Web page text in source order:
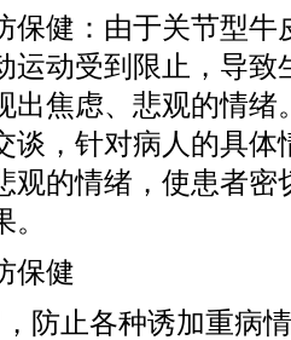
健：由于关节型牛
运动受到限止，导致
出焦虑、悲观的情绪
谈，针对病人的具体
观的情绪，使患者密
健
止各种诱加重病